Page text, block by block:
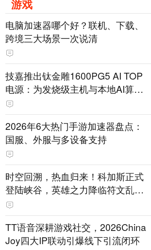
游戏
电脑加速器哪个好？联机、下载、
跨境三大场景一次说清
技嘉推出钛金雕1600PG5 AI TOP
电源：为发烧级主机与本地AI算力
打造旗舰供电方案
2026年6大热门手游加速器盘点：
国服、外服与多设备支持
时空回溯，热血归来！科加斯正式
登陆峡谷，英雄之力降临符文乱
斗！
TT语音深耕游戏社交，2026China
Joy四大IP联动引爆线下引流闭环